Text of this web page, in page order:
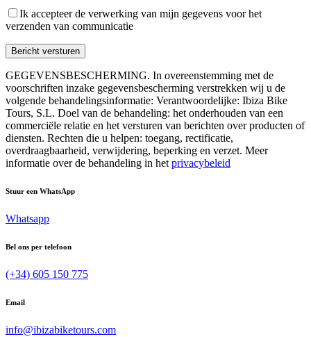
Ik accepteer de verwerking van mijn gegevens voor het
verzenden van communicatie
GEGEVENSBESCHERMING. In overeenstemming met de
voorschriften inzake gegevensbescherming verstrekken wij u de
volgende behandelingsinformatie: Verantwoordelijke: Ibiza Bike
Tours, S.L. Doel van de behandeling: het onderhouden van een
commerciële relatie en het versturen van berichten over producten of
diensten. Rechten die u helpen: toegang, rectificatie,
overdraagbaarheid, verwijdering, beperking en verzet. Meer
informatie over de behandeling in hetprivacybeleid
Stuur een WhatsApp
Whatsapp
Bel ons per telefoon
(+34) 605 150 775
Email
info@ibizabiketours.com